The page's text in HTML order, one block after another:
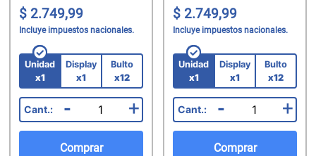
2.749,99
Incluye impuestos nacionales.
Unidad
x1
Display
x1
Bulto
x12
- +
Comprar
2.749,99
Incluye impuestos nacionales.
Unidad
x1
Display
x1
Bulto
x12
- +
Comprar